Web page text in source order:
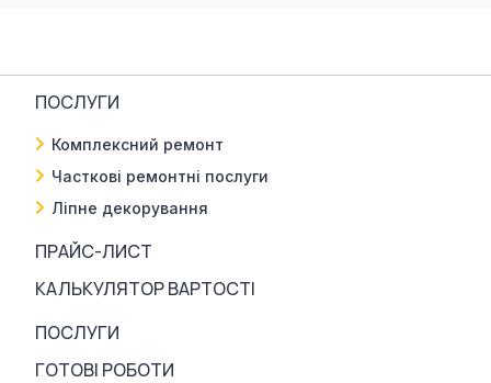
ПОСЛУГИ
Комплексний ремонт
Часткові ремонтні послуги
Ліпне декорування
ПРАЙС-ЛИСТ
КАЛЬКУЛЯТОР ВАРТОСТІ
ПОСЛУГИ
ГОТОВІ РОБОТИ